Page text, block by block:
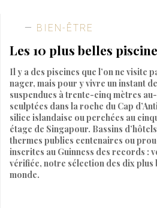
BIEN-ÊTRE
Les 10 plus belles
Il y a des piscines que l’on ne visite
nager, mais pour y vivre un instant
suspendues à trente-cinq mètres
sculptées dans la roche du Cap
silice islandaise ou perchées au
étage de Singapour. Bassins
thermes publics centenaires ou
inscrites au Guinness des records :
vérifiée, notre sélection des dix plus
monde.